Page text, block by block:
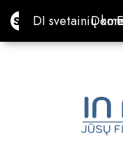
Site.proDI svetainių
DI svetainių